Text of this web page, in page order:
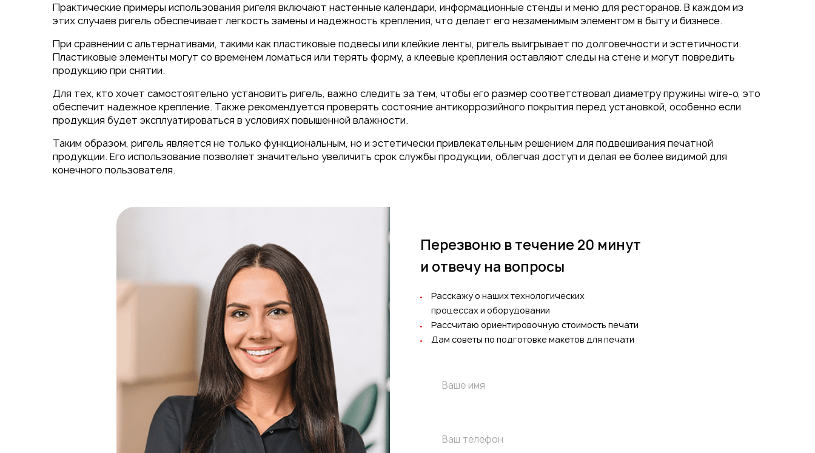
Практические примеры использования ригеля включают настенные календари, информационные стенды и меню для ресторанов. В каждом из
этих случаев ригель обеспечивает легкость замены и надежность крепления, что делает его незаменимым элементом в быту и бизнесе.
При сравнении с альтернативами, такими как пластиковые подвесы или клейкие ленты, ригель выигрывает по долговечности и эстетичности.
Пластиковые элементы могут со временем ломаться или терять форму, а клеевые крепления оставляют следы на стене и могут повредить
продукцию при снятии.
Для тех, кто хочет самостоятельно установить ригель, важно следить за тем, чтобы его размер соответствовал диаметру пружины wire-o, это
обеспечит надежное крепление. Также рекомендуется проверять состояние антикоррозийного покрытия перед установкой, особенно если
продукция будет эксплуатироваться в условиях повышенной влажности.
Таким образом, ригель является не только функциональным, но и эстетически привлекательным решением для подвешивания печатной
продукции. Его использование позволяет значительно увеличить срок службы продукции, облегчая доступ и делая ее более видимой для
конечного пользователя.
Перезвоню в течение 20 минут
и отвечу на вопросы
Расскажу о наших технологических
процессах и оборудовании
Рассчитаю ориентировочную стоимость печати
Дам советы по подготовке макетов для печати